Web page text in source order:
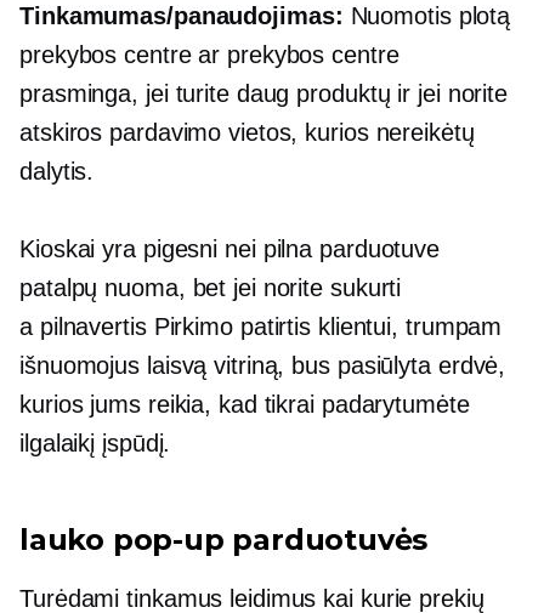
Tinkamumas/panaudojimas: Nuomotis plotą
prekybos centre ar prekybos centre
prasminga, jei turite daug produktų ir jei norite
atskiros pardavimo vietos, kurios nereikėtų
dalytis.
Kioskai yra pigesni nei pilna parduotuve
patalpų nuoma, bet jei norite sukurti
a pilnavertisPirkimo patirtis klientui, trumpam
išnuomojus laisvą vitriną, bus pasiūlyta erdvė,
kurios jums reikia, kad tikrai padarytumėte
ilgalaikį įspūdį.
lauko pop-up parduotuvės
Turėdami tinkamus leidimus kai kurie prekių